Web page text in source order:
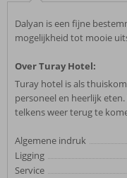
Dalyan is een fijne
mogelijkheid tot mooie
Over Turay Hotel:
Turay hotel is als
personeel en heerlijk
telkens weer terug te
Algemene indruk
Ligging
Service